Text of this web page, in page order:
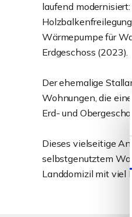
laufend
Wärmepumpe für
Erdgeschoss (2023).
Der ehemalige
Wohnungen, die
Erd- und
Dieses vielseitige
selbstgenutztem
Landdomizil mit viel